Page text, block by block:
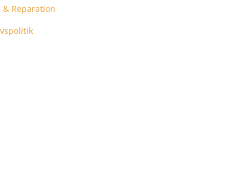
& Reparation